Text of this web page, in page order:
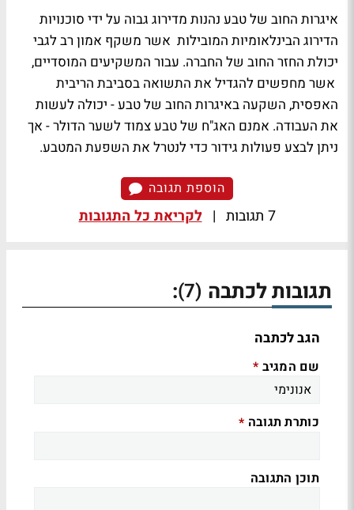
איגרות החוב של טבע נהנות מדירוג גבוה על ידי סוכנויות
הדירוג הבינלאומיות המובילות אשר משקף אמון רב לגבי
יכולת החזר החוב של החברה. עבור המשקיעים המוסדיים,
אשר מחפשים להגדיל את התשואה בסביבת הריבית
האפסית, השקעה באיגרות החוב של טבע - יכולה לעשות
את העבודה. אמנם האג"ח של טבע צמוד לשער הדולר - אך
ניתן לבצע פעולות גידור כדי לנטרל את השפעת המטבע.
הוספת תגובה
7 תגובות | לקריאת כל התגובות
תגובות לכתבה (7)
:
הגב לכתבה
שם המגיב *
כותרת תגובה *
תוכן התגובה